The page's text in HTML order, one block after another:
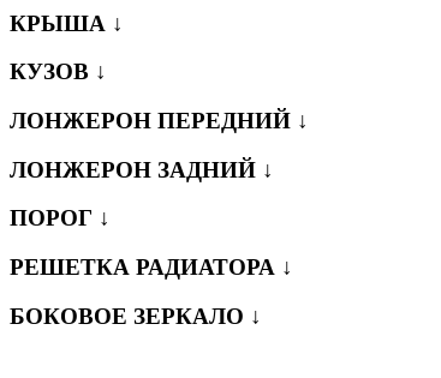
КРЫША ↓
КУЗОВ ↓
ЛОНЖЕРОН ПЕРЕДНИЙ ↓
ЛОНЖЕРОН ЗАДНИЙ ↓
ПОРОГ ↓
РЕШЕТКА РАДИАТОРА ↓
БОКОВОЕ ЗЕРКАЛО ↓